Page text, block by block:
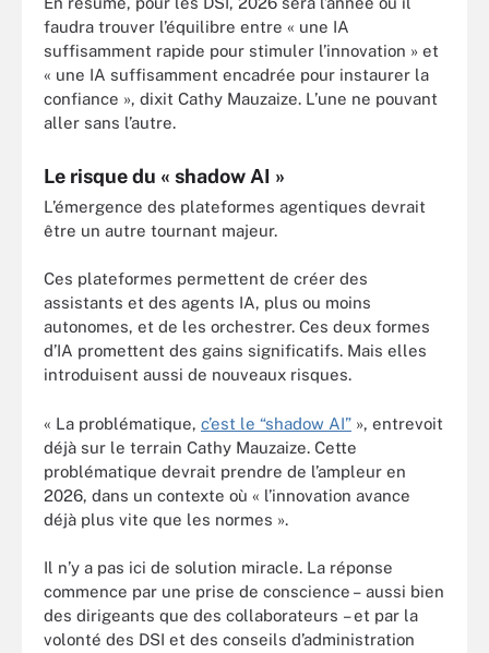
faudra trouver l’équilibre entre « une IA
suffisamment rapide pour stimuler l’innovation » et
« une IA suffisamment encadrée pour instaurer la
confiance », dixit Cathy Mauzaize. L’une ne pouvant
aller sans l’autre.
Le risque du « shadow AI »
L’émergence des plateformes agentiques devrait
être un autre tournant majeur.
Ces plateformes permettent de créer des
assistants et des agents IA, plus ou moins
autonomes, et de les orchestrer. Ces deux formes
d’IA promettent des gains significatifs. Mais elles
introduisent aussi de nouveaux risques.
« La problématique, c’est le “shadow AI” », entrevoit
déjà sur le terrain Cathy Mauzaize. Cette
problématique devrait prendre de l’ampleur en
2026, dans un contexte où « l’innovation avance
déjà plus vite que les normes ».
Il n’y a pas ici de solution miracle. La réponse
commence par une prise de conscience – aussi bien
des dirigeants que des collaborateurs – et par la
volonté des DSI et des conseils d’administration